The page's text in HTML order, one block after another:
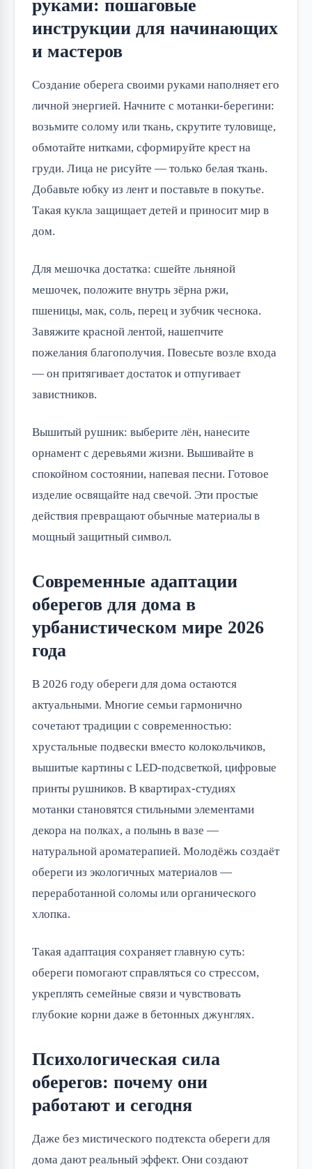
руками: пошаговые
инструкции для начинающих
и мастеров
Создание оберега своими руками наполняет его
личной энергией. Начните с мотанки-берегини:
возьмите солому или ткань, скрутите туловище,
обмотайте нитками, сформируйте крест на
груди. Лица не рисуйте — только белая ткань.
Добавьте юбку из лент и поставьте в покутье.
Такая кукла защищает детей и приносит мир в
дом.
Для мешочка достатка: сшейте льняной
мешочек, положите внутрь зёрна ржи,
пшеницы, мак, соль, перец и зубчик чеснока.
Завяжите красной лентой, нашепчите
пожелания благополучия. Повесьте возле входа
— он притягивает достаток и отпугивает
завистников.
Вышитый рушник: выберите лён, нанесите
орнамент с деревьями жизни. Вышивайте в
спокойном состоянии, напевая песни. Готовое
изделие освящайте над свечой. Эти простые
действия превращают обычные материалы в
мощный защитный символ.
Современные адаптации
оберегов для дома в
урбанистическом мире 2026
года
В 2026 году обереги для дома остаются
актуальными. Многие семьи гармонично
сочетают традиции с современностью:
хрустальные подвески вместо колокольчиков,
вышитые картины с LED-подсветкой, цифровые
принты рушников. В квартирах-студиях
мотанки становятся стильными элементами
декора на полках, а полынь в вазе —
натуральной ароматерапией. Молодёжь создаёт
обереги из экологичных материалов —
переработанной соломы или органического
хлопка.
Такая адаптация сохраняет главную суть:
обереги помогают справляться со стрессом,
укреплять семейные связи и чувствовать
глубокие корни даже в бетонных джунглях.
Психологическая сила
оберегов: почему они
работают и сегодня
Даже без мистического подтекста обереги для
дома дают реальный эффект. Они создают